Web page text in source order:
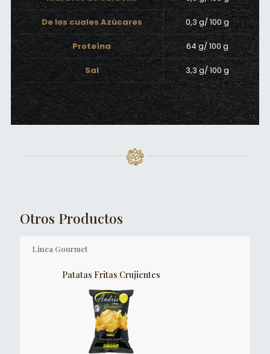
De los cuales Azúcares 0,3 g/ 100 g
Proteína 64 g/ 100 g
Sal 3,3 g/ 100 g
Otros Productos
Linea Gourmet
Patatas Fritas Crujientes